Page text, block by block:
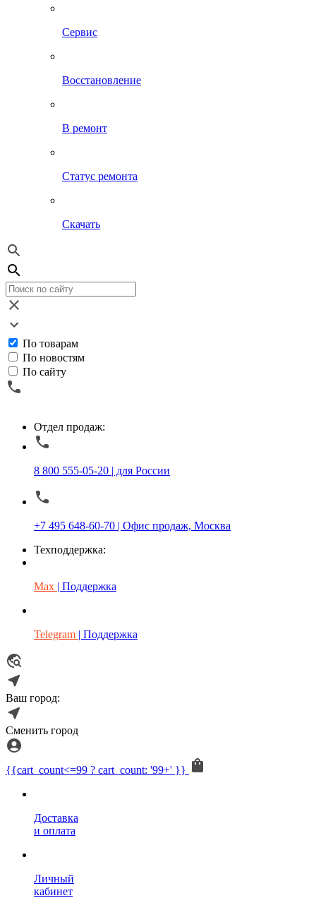
Сервис
Восстановление
В ремонт
Статус ремонта
Скачать
По товарам
По новостям
По сайту
Отдел продаж:
8 800 555-05-20 | для России
+7 495 648-60-70 | Офис продаж, Москва
Техподдержка:
Max | Поддержка
Telegram | Поддержка
Ваш город:
Сменить город
{{cart_count<=99 ? cart_count: '99+' }}
Доставка
и оплата
Личный
кабинет